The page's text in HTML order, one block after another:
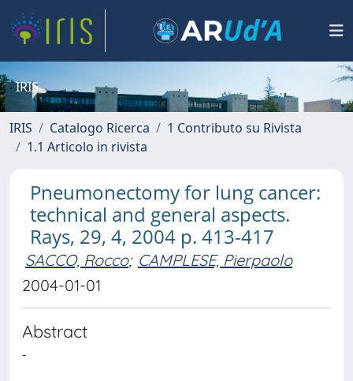
IRIS
IRIS Catalogo Ricerca
1 Contributo su Rivista
1.1 Articolo in rivista
Pneumonectomy for lung cancer:
technical and general aspects.
Rays, 29, 4, 2004 p. 413-417
SACCO, Rocco; CAMPLESE, Pierpaolo
2004-01-01
Abstract
-